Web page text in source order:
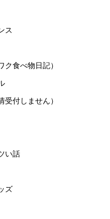
ス
ク食べ物日記）
受付しません）
い話
ズ